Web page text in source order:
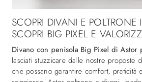
SCOPRI DIVANI E POLTRONE
SCOPRI BIG PIXEL E
Divano con penisola Big Pixel di Astor
lasciati stuzzicare dalle nostre proposte
che possano garantire comfort, praticità